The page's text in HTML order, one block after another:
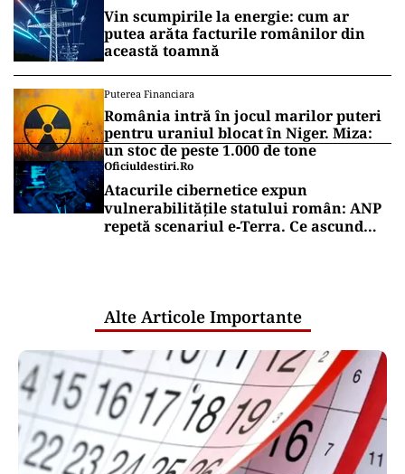
Vin scumpirile la energie: cum ar
putea arăta facturile românilor din
această toamnă
Puterea Financiara
România intră în jocul marilor puteri
pentru uraniul blocat în Niger. Miza:
un stoc de peste 1.000 de tone
Oficiuldestiri.ro
Atacurile cibernetice expun
vulnerabilitățile statului român: ANP
repetă scenariul e‑Terra. Ce ascund
Alte Articole Importante